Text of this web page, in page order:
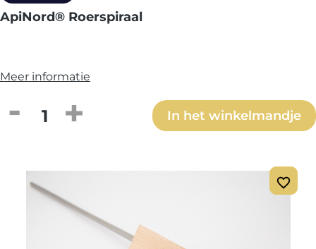
ApiNord® Roerspiraal
Meer informatie
Producthoeveelheid: Voer deIn het winkelmandje